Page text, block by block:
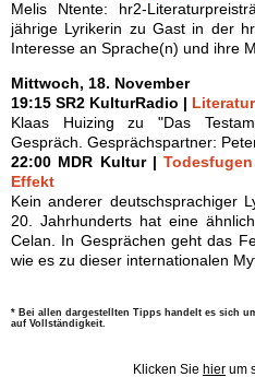
Melis Ntente: hr2-
jährige Lyrikerin zu Gast in der
Interesse an Sprache(n) und ihre
Mittwoch, 18. November
19:15 SR2 KulturRadio |
Klaas Huizing zu "Das
Gespräch. Gesprächspartner:
22:00 MDR Kultur |
Effekt
Kein anderer deutschsprachiger
20. Jahrhunderts hat eine
Celan. In Gesprächen geht das
wie es zu dieser internationalen
* Bei allen dargestellten Tipps handelt es sich
auf Vollständigkeit.
Klicken Sie hier um